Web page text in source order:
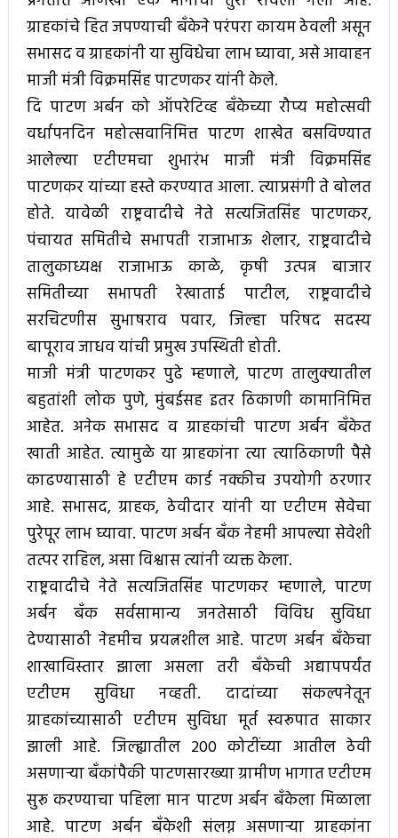
ग्राहकांचे हित जपण्याची बँकेने परंपरा कायम ठेवली असून
सभासद व ग्राहकांनी या सुविधेचा लाभ घ्यावा, असे आवाहन
माजी मंत्री विक्रमसिंह पाटणकर यांनी केले.
दि पाटण अर्बन को ऑपरेटिव्ह बँकेच्या रौप्य महोत्सवी
वर्धापनदिन महोत्सवानिमित्त पाटण शाखेत बसविण्यात
आलेल्या एटीएमचा शुभारंभ माजी मंत्री विक्रमसिंह
पाटणकर यांच्या हस्ते करण्यात आला. त्याप्रसंगी ते बोलत
होते. यावेळी राष्ट्रवादीचे नेते सत्यजितसिंह पाटणकर,
पंचायत समितीचे सभापती राजाभाऊ शेलार, राष्ट्रवादीचे
तालुकाध्यक्ष राजाभाऊ काळे, कृषी उत्पन्न बाजार
समितीच्या सभापती रेखाताई पाटील, राष्ट्रवादीचे
सरचिटणीस सुभाषराव पवार, जिल्हा परिषद सदस्य
बापूराव जाधव यांची प्रमुख उपस्थिती होती.
माजी मंत्री पाटणकर पुढे म्हणाले, पाटण तालुक्यातील
बहुतांशी लोक पुणे, मुंबईसह इतर ठिकाणी कामानिमित्त
आहेत. अनेक सभासद व ग्राहकांची पाटण अर्बन बँकेत
खाती आहेत. त्यामुळे या ग्राहकांना त्या त्याठिकाणी पैसे
काढण्यासाठी हे एटीएम कार्ड नक्कीच उपयोगी ठरणार
आहे. सभासद, ग्राहक, ठेवीदार यांनी या एटीएम सेवेचा
पुरेपूर लाभ घ्यावा. पाटण अर्बन बँक नेहमी आपल्या सेवेशी
तत्पर राहिल, असा विश्वास त्यांनी व्यक्त केला.
राष्ट्रवादीचे नेते सत्यजितसिंह पाटणकर म्हणाले, पाटण
अर्बन बँक सर्वसामान्य जनतेसाठी विविध सुविधा
देण्यासाठी नेहमीच प्रयत्नशील आहे. पाटण अर्बन बँकेचा
शाखाविस्तार झाला असला तरी बँकेची अद्यापपर्यंत
एटीएम सुविधा नव्हती. दादांच्या संकल्पनेतून
ग्राहकांच्यासाठी एटीएम सुविधा मूर्त स्वरूपात साकार
झाली आहे. जिल्ह्यातील 200 कोटींच्या आतील ठेवी
असणाऱ्या बँकांपैकी पाटणसारख्या ग्रामीण भागात एटीएम
सुरू करण्याचा पहिला मान पाटण अर्बन बँकेला मिळाला
आहे. पाटण अर्बन बँकेशी संलग्न असणाऱ्या ग्राहकांना